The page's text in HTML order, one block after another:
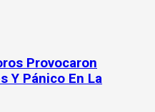
Provocaron
Y Pánico En La